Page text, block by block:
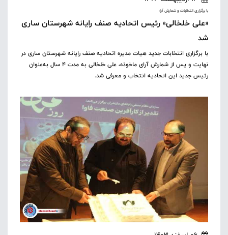
با برگزاری انتخابات و شمارش آرا؛
«علی خلخالی» رئیس اتحادیه صنف رایانه شهرستان ساری
شد
با برگزاری انتخابات جدید هیات مدیره اتحادیه صنف رایانه شهرستان ساری در
نهایت و پس از شمارش آرای ماخوذه، علی خلخالی به مدت 4 سال به‌عنوان
رئیس جدید این اتحادیه انتخاب و معرفی شد.